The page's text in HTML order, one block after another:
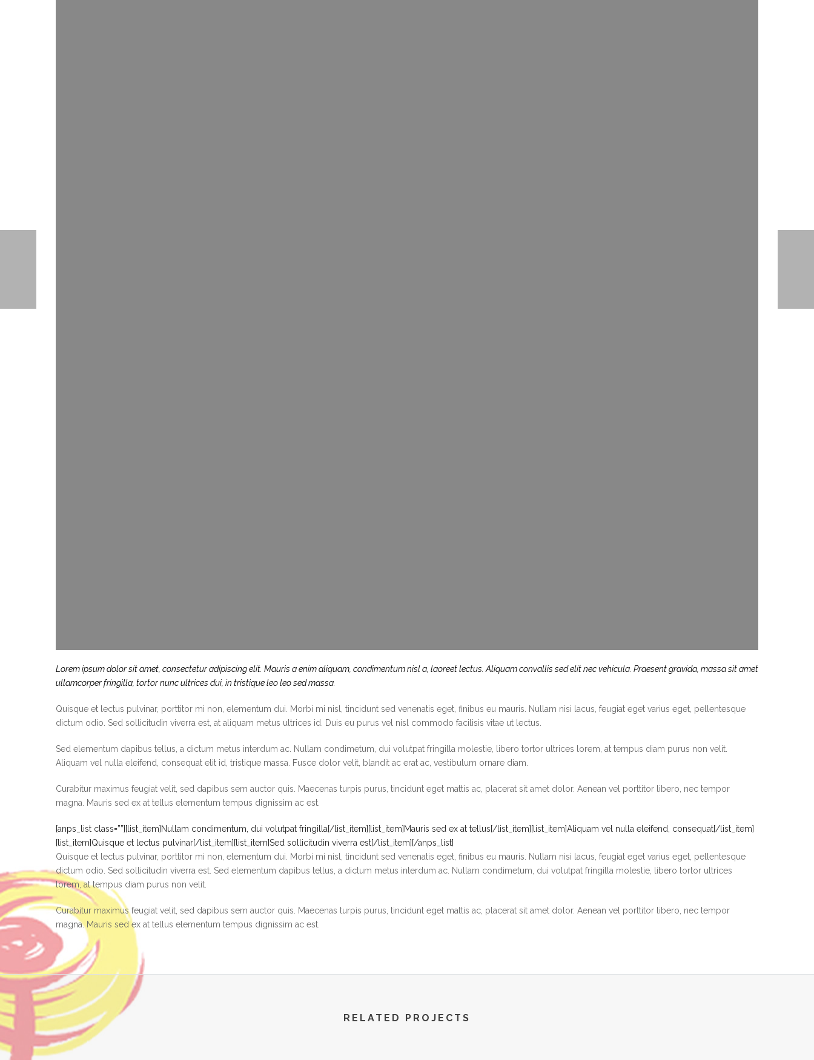
Lorem ipsum dolor sit amet, consectetur adipiscing elit. Mauris a enim aliquam, condimentum nisl a, laoreet lectus. Aliquam convallis sed elit nec vehicula. Praesent gravida, massa sit amet
ullamcorper fringilla, tortor nunc ultrices dui, in tristique leo leo sed massa.
Quisque et lectus pulvinar, porttitor mi non, elementum dui. Morbi mi nisl, tincidunt sed venenatis eget, finibus eu mauris. Nullam nisi lacus, feugiat eget varius eget, pellentesque
dictum odio. Sed sollicitudin viverra est, at aliquam metus ultrices id. Duis eu purus vel nisl commodo facilisis vitae ut lectus.
Sed elementum dapibus tellus, a dictum metus interdum ac. Nullam condimetum, dui volutpat fringilla molestie, libero tortor ultrices lorem, at tempus diam purus non velit.
Aliquam vel nulla eleifend, consequat elit id, tristique massa. Fusce dolor velit, blandit ac erat ac, vestibulum ornare diam.
Curabitur maximus feugiat velit, sed dapibus sem auctor quis. Maecenas turpis purus, tincidunt eget mattis ac, placerat sit amet dolor. Aenean vel porttitor libero, nec tempor
magna. Mauris sed ex at tellus elementum tempus dignissim ac est.
[anps_list class=””][list_item]Nullam condimentum, dui volutpat fringilla[/list_item][list_item]Mauris sed ex at tellus[/list_item][list_item]Aliquam vel nulla eleifend, consequat[/list_item]
[list_item]Quisque et lectus pulvinar[/list_item][list_item]Sed sollicitudin viverra est[/list_item][/anps_list]
Quisque et lectus pulvinar, porttitor mi non, elementum dui. Morbi mi nisl, tincidunt sed venenatis eget, finibus eu mauris. Nullam nisi lacus, feugiat eget varius eget, pellentesque
dictum odio. Sed sollicitudin viverra est. Sed elementum dapibus tellus, a dictum metus interdum ac. Nullam condimetum, dui volutpat fringilla molestie, libero tortor ultrices
lorem, at tempus diam purus non velit.
Curabitur maximus feugiat velit, sed dapibus sem auctor quis. Maecenas turpis purus, tincidunt eget mattis ac, placerat sit amet dolor. Aenean vel porttitor libero, nec tempor
magna. Mauris sed ex at tellus elementum tempus dignissim ac est.
RELATED PROJECTS